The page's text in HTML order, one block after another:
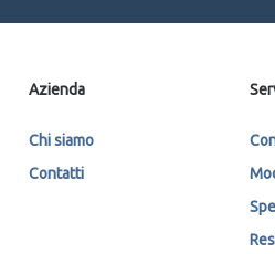
Azienda
Chi siamo
Contatti